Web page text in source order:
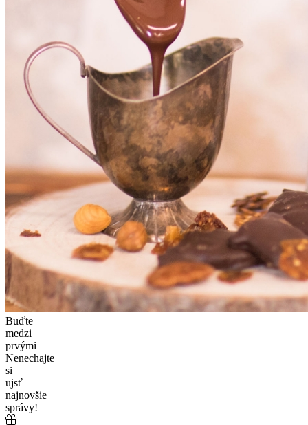
Buďte
medzi
prvými
Nenechajte
si
ujsť
najnovšie
správy!